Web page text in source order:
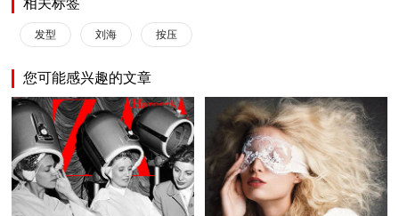
相关标签
发型 刘海 按压
您可能感兴趣的文章